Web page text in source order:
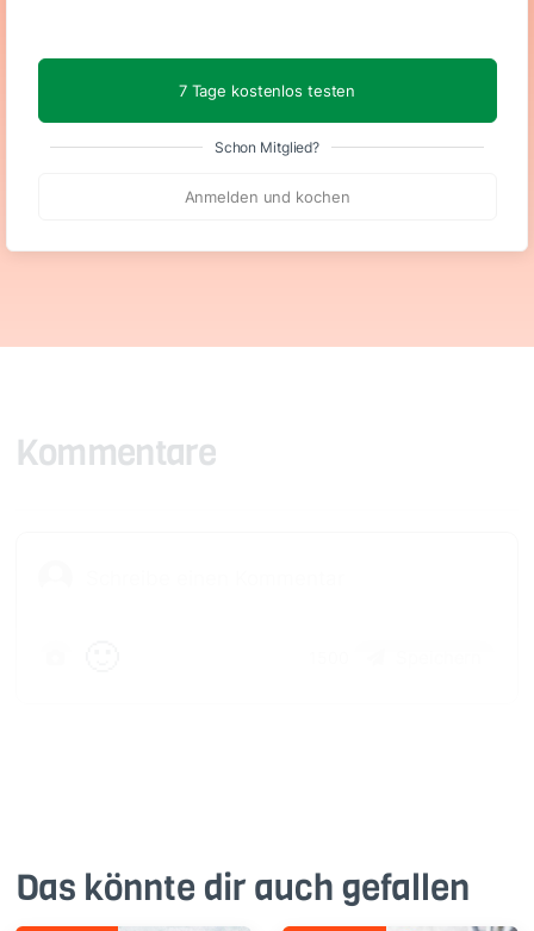
7 Tage kostenlos testen
Schon Mitglied?
Anmelden und kochen
Eiweiß
Kommentare
Das könnte dir auch gefallen